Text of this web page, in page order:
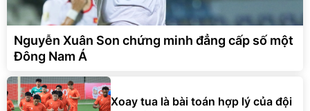
Nguyễn Xuân Son chứng minh đẳng cấp số một
Đông Nam Á
Xoay tua là bài toán hợp lý của đội